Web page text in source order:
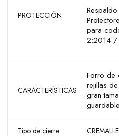
PROTECCIÓN
para
2:2014 /
CARACTERÍSTICAS
Forro de
rejillas
gran
guardable
Tipo de cierre